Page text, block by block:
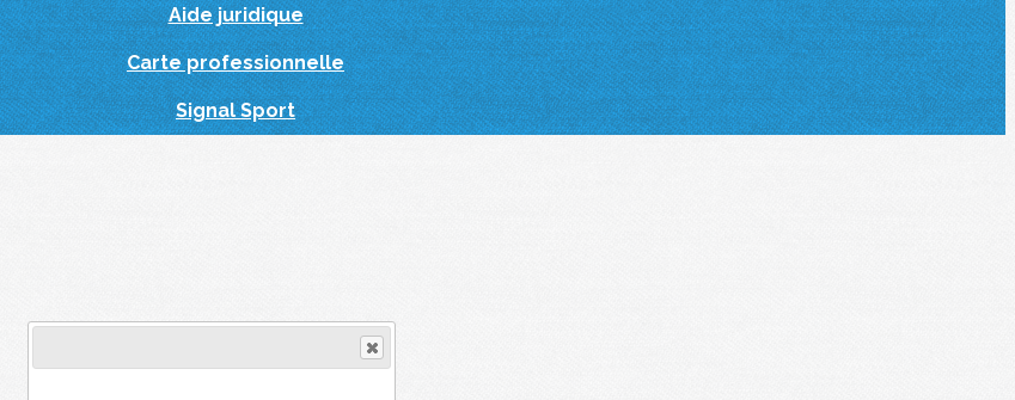
Aide juridique
Carte professionnelle
Signal Sport